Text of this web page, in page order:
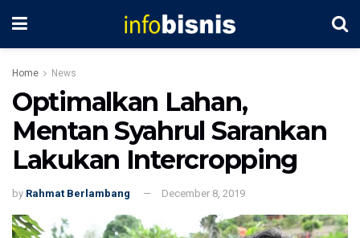
Home News
Optimalkan Lahan,
Mentan Syahrul Sarankan
Lakukan Intercropping
by Rahmat Berlambang December 8, 2019